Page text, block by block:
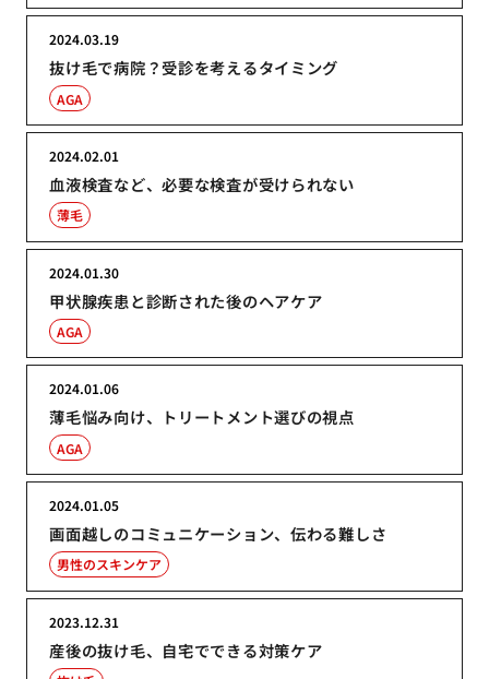
抜け毛で病院？受診を考えるタイミング
2024.03.19
AGA
血液検査など、必要な検査が受けられない
2024.02.01
薄毛
甲状腺疾患と診断された後のヘアケア
2024.01.30
AGA
薄毛悩み向け、トリートメント選びの視点
2024.01.06
AGA
画面越しのコミュニケーション、伝わる難しさ
2024.01.05
男性のスキンケア
産後の抜け毛、自宅でできる対策ケア
2023.12.31